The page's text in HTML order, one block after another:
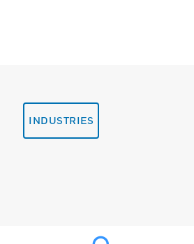
INDUSTRIES